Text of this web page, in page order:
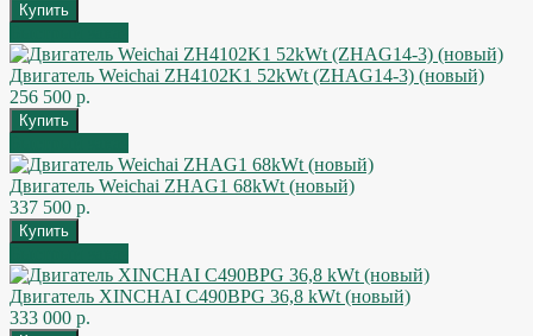
Двигатель Weichai ZH4102K1 52kWt (ZHAG14-3) (новый)
256 500 р.
Двигатель Weichai ZHAG1 68kWt (новый)
337 500 р.
Двигатель XINCHAI C490BPG 36,8 kWt (новый)
333 000 р.